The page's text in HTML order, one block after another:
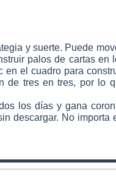
y suerte. Puede
palos de cartas en
el cuadro para
de tres en tres, por lo
los días y gana
descargar. No importa